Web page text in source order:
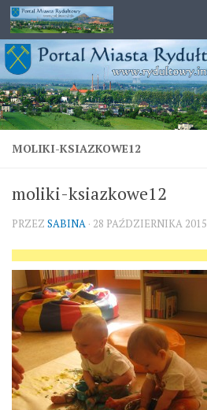
Przejdź do treści
MOLIKI-KSIAZKOWE12
moliki-ksiazkowe12
PRZEZ SABINA · 28 PAŹDZIERNIKA 2015